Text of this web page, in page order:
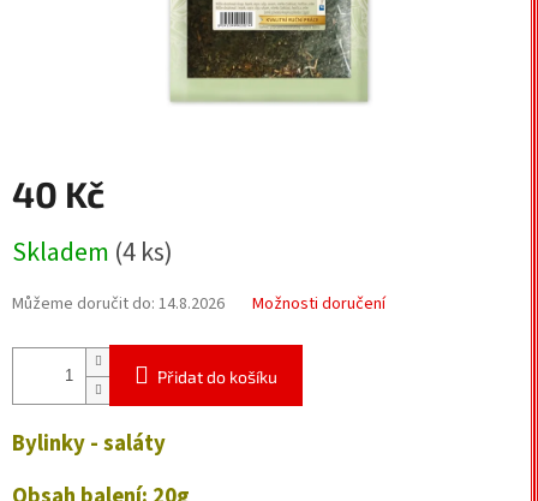
40 Kč
cena:
Skladem (4 ks)
Můžeme doručit do: 14.8.2026 Možnosti doručení
Přidat do košíku
Bylinky - saláty